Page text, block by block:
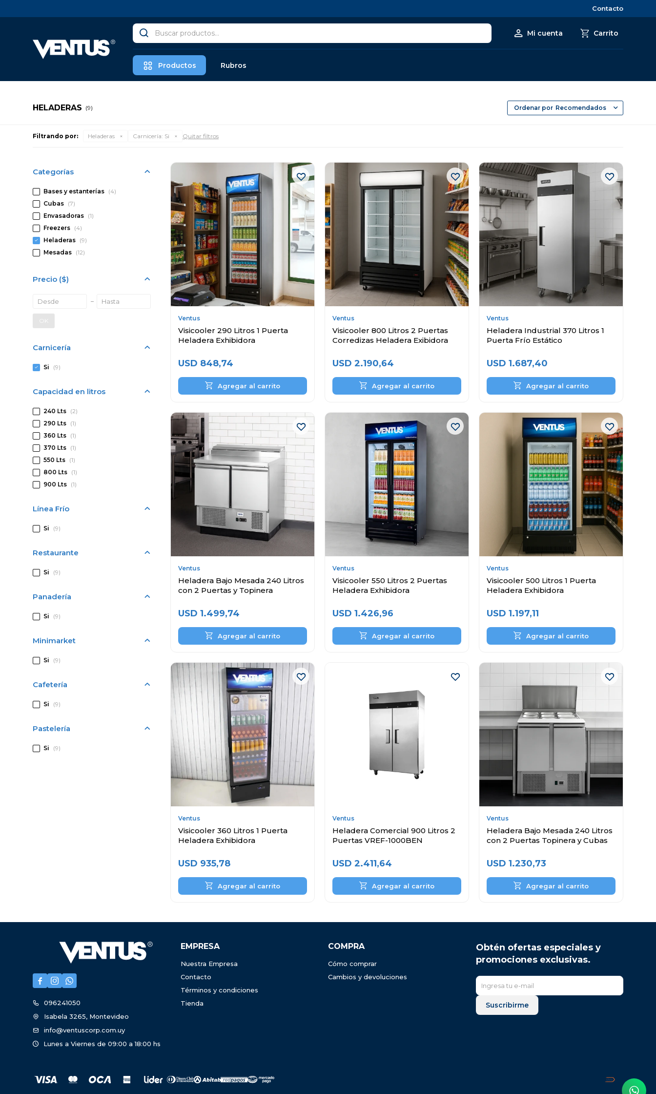
Productos Rubros
Contacto
HELADERAS (9) Recomendados
Filtrando por: Heladeras Carnicería: Si Quitar filtros
Ventus
Visicooler 290 Litros 1 Puerta
Heladera Exhibidora
USD 848,74
Ventus
Visicooler 800 Litros 2 Puertas
Corredizas Heladera Exibidora
USD 2.190,64
Ventus
Heladera Industrial 370 Litros 1
Puerta Frío Estático
USD 1.687,40
Ventus
Heladera Bajo Mesada 240 Litros
con 2 Puertas y Topinera
USD 1.499,74
Ventus
Visicooler 550 Litros 2 Puertas
Heladera Exhibidora
USD 1.426,96
Ventus
Visicooler 500 Litros 1 Puerta
Heladera Exhibidora
USD 1.197,11
Ventus
Visicooler 360 Litros 1 Puerta
Heladera Exhibidora
USD 935,78
Ventus
Heladera Comercial 900 Litros 2
Puertas VREF-1000BEN
USD 2.411,64
Ventus
Heladera Bajo Mesada 240 Litros
con 2 Puertas Topinera y Cubas
USD 1.230,73
Categorías
Bases y estanterías (4)
Cubas (7)
Envasadoras (1)
Freezers (4)
Heladeras (9)
Mesadas (12)
Precio ($)
OK
Carnicería
Si (9)
Capacidad en litros
240 Lts (2)
290 Lts (1)
360 Lts (1)
370 Lts (1)
550 Lts (1)
800 Lts (1)
900 Lts (1)
Línea Frío
Si (9)
Restaurante
Si (9)
Panadería
Si (9)
Minimarket
Si (9)
Cafetería
Si (9)
Pastelería
Si (9)
  
096241050
Isabela 3265, Montevideo
info@ventuscorp.com.uy
Lunes a Viernes de 09:00 a 18:00 hs
EMPRESA
Nuestra Empresa
Contacto
Términos y condiciones
Tienda
COMPRA
Cómo comprar
Cambios y devoluciones
Obtén ofertas especiales y
promociones exclusivas.
Suscribirme